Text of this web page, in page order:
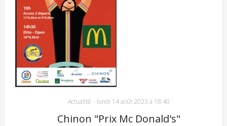
Actualité - lundi 14 août 2023 à 18:40
Chinon "Prix Mc Donald's"